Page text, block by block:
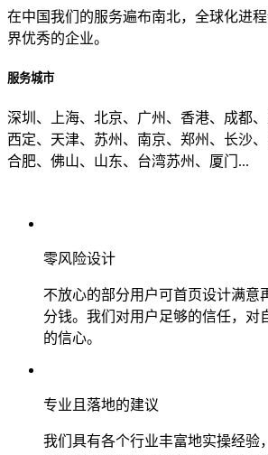
在中国我们的服务遍布南北，全球化进
界优秀的企业。
服务城市
深圳、上海、北京、广州、香港、成都、
西定、天津、苏州、南京、郑州、长沙、
合肥、佛山、山东、台湾苏州、厦门...
零风险设计
不放心的部分用户可首页设计满意
分钱。我们对用户足够的信任，对
的信心。
专业且落地的建议
我们具有各个行业丰富地实操经验